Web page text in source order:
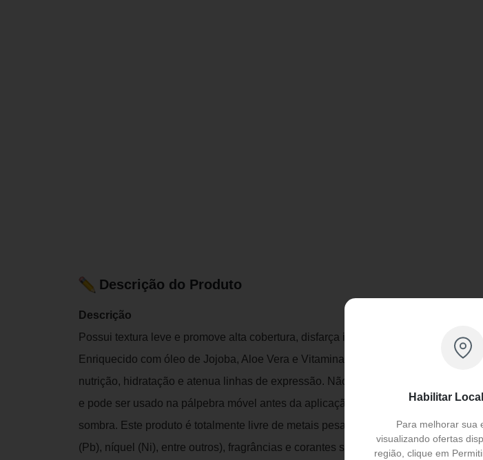
Habilitar
Para melhorar sua
visualizando ofertas
região, clique em
Descrição do Produto
Descrição
Possui textura leve e promove alta cobertura, disfarça imperfeições, olheiras e
Enriquecido com óleo de Jojoba, Aloe Vera e Vitamina E o que proporciona maior
nutrição, hidratação e atenua linhas de expressão. Não craquela, não acumula nas
e pode ser usado na pálpebra móvel antes da aplicação da sombra como um
sombra. Este produto é totalmente livre de metais pesados (ex. mercúrio (Hg),
(Pb), níquel (Ni), entre outros), fragrâncias e corantes sintéticos! Além disso, é não